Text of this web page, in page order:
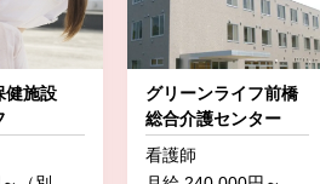
健施設
グリーンライフ前橋
総合介護センター
看護師